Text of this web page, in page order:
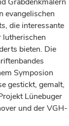
evangelischen
die interessante
lutherischen
bieten. Die
Symposion
gestickt, gemalt,
Lünebuger
und der VGH-